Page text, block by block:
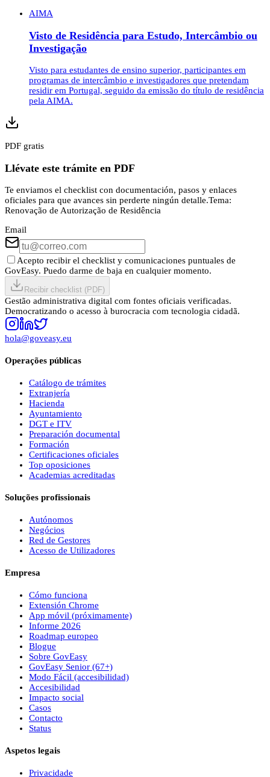
AIMA
Visto de Residência para Estudo, Intercâmbio ou
Investigação
Visto para estudantes de ensino superior, participantes em
programas de intercâmbio e investigadores que pretendam
residir em Portugal, seguido da emissão do título de residência
pela AIMA.
PDF gratis
Llévate este trámite en PDF
Te enviamos el checklist con documentación, pasos y enlaces
oficiales para que avances sin perderte ningún detalle.Tema:
Renovação de Autorização de Residência
Email
Acepto recibir el checklist y comunicaciones puntuales de
GovEasy. Puedo darme de baja en cualquier momento.
Recibir checklist (PDF)
Gestão administrativa digital com fontes oficiais verificadas.
Democratizando o acesso à burocracia com tecnologia cidadã.
hola@goveasy.eu
Operações públicas
Catálogo de trámites
Extranjería
Hacienda
Ayuntamiento
DGT e ITV
Preparación documental
Formación
Certificaciones oficiales
Top oposiciones
Academias acreditadas
Soluções profissionais
Autónomos
Negócios
Red de Gestores
Acesso de Utilizadores
Empresa
Cómo funciona
Extensión Chrome
App móvil (próximamente)
Informe 2026
Roadmap europeo
Blogue
Sobre GovEasy
GovEasy Senior (67+)
Modo Fácil (accesibilidad)
Accesibilidad
Impacto social
Casos
Contacto
Status
Aspetos legais
Privacidade